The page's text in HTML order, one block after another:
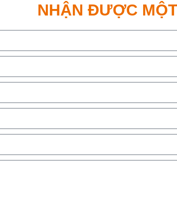
NHẬN ĐƯỢC